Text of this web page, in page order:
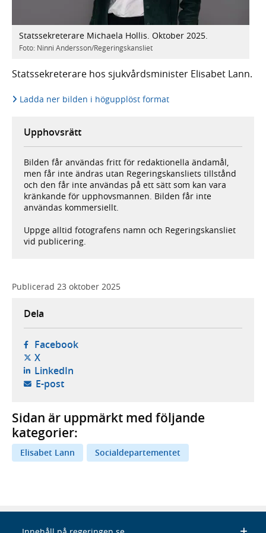
Statssekreterare Michaela Hollis. Oktober 2025.
Foto: Ninni Andersson/Regeringskansliet
Statssekreterare hos sjukvårdsminister Elisabet Lann.
Ladda ner bilden i högupplöst format
Upphovsrätt
Bilden får användas fritt för redaktionella ändamål,
men får inte ändras utan Regeringskansliets tillstånd
och den får inte användas på ett sätt som kan vara
kränkande för upphovsmannen. Bilden får inte
användas kommersiellt.
Uppge alltid fotografens namn och Regeringskansliet
vid publicering.
Publicerad 23 oktober 2025
Dela
Facebook- öppnas i ny flik, extern webbplats,
X- öppnas i ny flik, extern webbplats,
LinkedIn- öppnas i ny flik, extern webbplats,
E-post- öppnar din e-postklient,
Sidan är uppmärkt med följande
kategorier:
Elisabet Lann Socialdepartementet